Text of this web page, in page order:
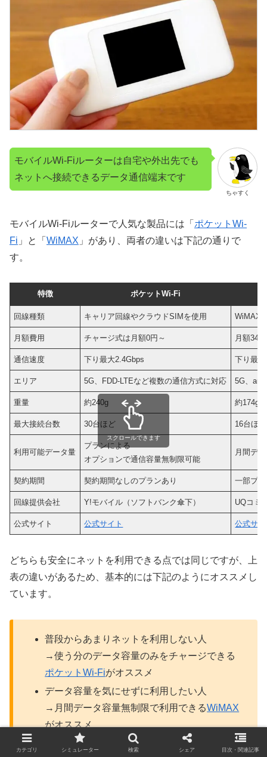
ちゃすく
モバイルWi-Fiルーターは自宅や外出先でも
ネットへ接続できるデータ通信端末です
モバイルWi-Fiルーターで人気な製品には「 ポケットWi-
Fi 」と「 WiMAX 」があり、両者の違いは下記の通りで
す。
特徴 ポケットWi-Fi
回線種類 キャリア回線やクラウドSIMを使用 WiMAX
月額費用 チャージ式は月額0円～ 月額
通信速度 下り最大2.4Gbps 下り最
エリア 5G、FDD-LTEなど複数の通信方式に対応 5G、au
重量 約240g 約174g
最大接続台数 30台ほど 16台ほど
利用可能データ量
プランによる
オプションで通信容量無制限可能
月間デ
契約期間 契約期間なしのプランあり 一部プ
回線提供会社 Y!モバイル（ソフトバンク傘下） UQコミ
公式サイト 公式サイト 公式サ
スクロールできます
どちらも安全にネットを利用できる点では同じですが、上
表の違いがあるため、基本的には下記のようにオススメし
ています。
普段からあまりネットを利用しない人
→使う分のデータ容量のみをチャージできる
ポケットWi-Fiがオススメ
データ容量を気にせずに利用したい人
→月間データ容量無制限で利用できるWiMAX
がオススメ
カテゴリ シミュレーター 検索 シェア 目次・関連記事